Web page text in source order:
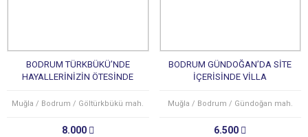
BODRUM TÜRKBÜKÜ’NDE
HAYALLERİNİZİN ÖTESİNDE
Muğla / Bodrum / Göltürkbükü mah.
8.000
BODRUM GÜNDOĞAN’DA SİTE
İÇERİSİNDE VİLLA
Muğla / Bodrum / Gündoğan mah.
6.500